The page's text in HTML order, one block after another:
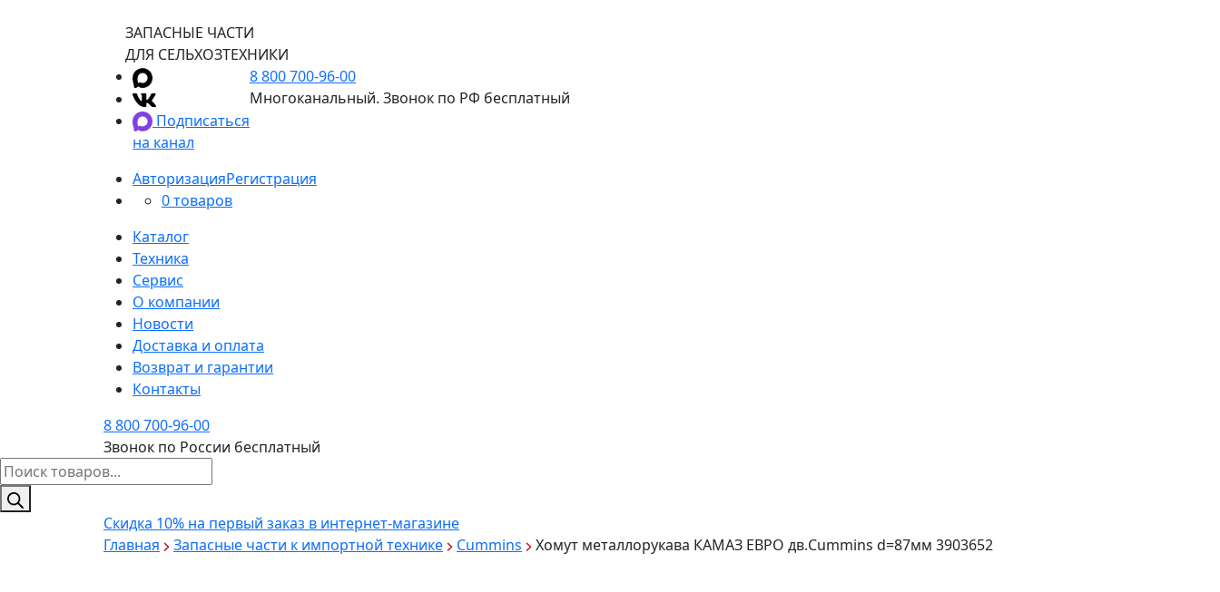
ЗАПАСНЫЕ ЧАСТИ
ДЛЯ СЕЛЬХОЗТЕХНИКИ
Подписаться
на канал
8 800 700-96-00
Многоканальный. Звонок по РФ бесплатный
АвторизацияРегистрация
0 товаров
Каталог
Техника
Сервис
О компании
Новости
Доставка и оплата
Возврат и гарантии
Контакты
8 800 700-96-00
Звонок по России бесплатный
Поиск
товаров
Скидка 10% на первый заказ в интернет-магазине
Главная
Запасные части к импортной технике Cummins Хомут металлорукава КАМАЗ ЕВРО дв.Cummins d=87мм 3903652